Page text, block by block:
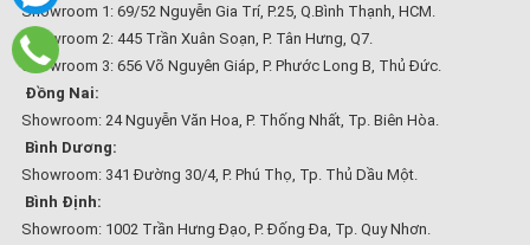
Showroom 1: 69/52 Nguyễn Gia Trí, P.25, Q.Bình Thạnh, HCM.
Showroom 2: 445 Trần Xuân Soạn, P. Tân Hưng, Q7.
Showroom 3: 656 Võ Nguyên Giáp, P. Phước Long B, Thủ Đức.
Đồng Nai:
Showroom: 24 Nguyễn Văn Hoa, P. Thống Nhất, Tp. Biên Hòa.
Bình Dương:
Showroom: 341 Đường 30/4, P. Phú Thọ, Tp. Thủ Dầu Một.
Bình Định:
Showroom: 1002 Trần Hưng Đạo, P. Đống Đa, Tp. Quy Nhơn.